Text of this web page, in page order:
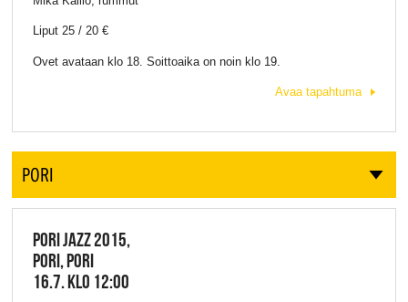
Liput 25 / 20 €
Ovet avataan klo 18. Soittoaika on noin klo 19.
Avaa tapahtuma
PORI
PORI JAZZ 2015,
PORI, PORI
16.7. KLO 12:00